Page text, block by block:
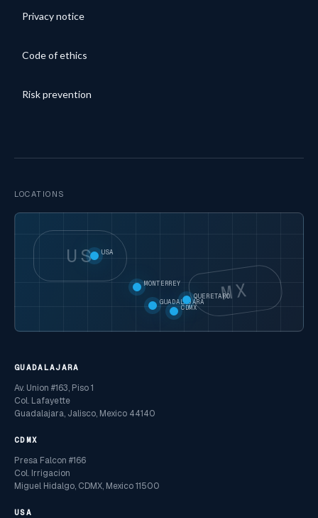
Privacy notice
Code of ethics
Risk prevention
LOCATIONS
US
MX
USA
MONTERREY
GUADALAJARA
CDMX
QUERETARO
GUADALAJARA
Av. Union #163, Piso 1
Col. Lafayette
Guadalajara, Jalisco, Mexico 44140
CDMX
Presa Falcon #166
Col. Irrigacion
Miguel Hidalgo, CDMX, Mexico 11500
USA